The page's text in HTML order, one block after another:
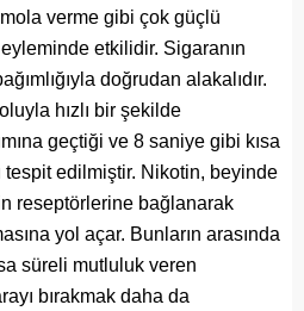
verme gibi çok güçlü
etkilidir. Sigaranın
doğrudan alakalıdır.
hızlı bir şekilde
geçtiği ve 8 saniye gibi kısa
tespit edilmiştir. Nikotin, beyinde
reseptörlerine bağlanarak
yol açar. Bunların arasında
süreli mutluluk veren
bırakmak daha da